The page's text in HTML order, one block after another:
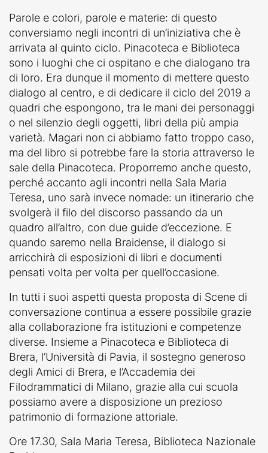
Parole e colori, parole e materie: di questo
conversiamo negli incontri di un’iniziativa che è
arrivata al quinto ciclo. Pinacoteca e Biblioteca
sono i luoghi che ci ospitano e che dialogano tra
di loro. Era dunque il momento di mettere questo
dialogo al centro, e di dedicare il ciclo del 2019 a
quadri che espongono, tra le mani dei personaggi
o nel silenzio degli oggetti, libri della più ampia
varietà. Magari non ci abbiamo fatto troppo caso,
ma del libro si potrebbe fare la storia attraverso le
sale della Pinacoteca. Proporremo anche questo,
perché accanto agli incontri nella Sala Maria
Teresa, uno sarà invece nomade: un itinerario che
svolgerà il filo del discorso passando da un
quadro all’altro, con due guide d’eccezione. E
quando saremo nella Braidense, il dialogo si
arricchirà di esposizioni di libri e documenti
pensati volta per volta per quell’occasione.
In tutti i suoi aspetti questa proposta di Scene di
conversazione continua a essere possibile grazie
alla collaborazione fra istituzioni e competenze
diverse. Insieme a Pinacoteca e Biblioteca di
Brera, l’Università di Pavia, il sostegno generoso
degli Amici di Brera, e l’Accademia dei
Filodrammatici di Milano, grazie alla cui scuola
possiamo avere a disposizione un prezioso
patrimonio di formazione attoriale.
Ore 17.30, Sala Maria Teresa, Biblioteca Nazionale